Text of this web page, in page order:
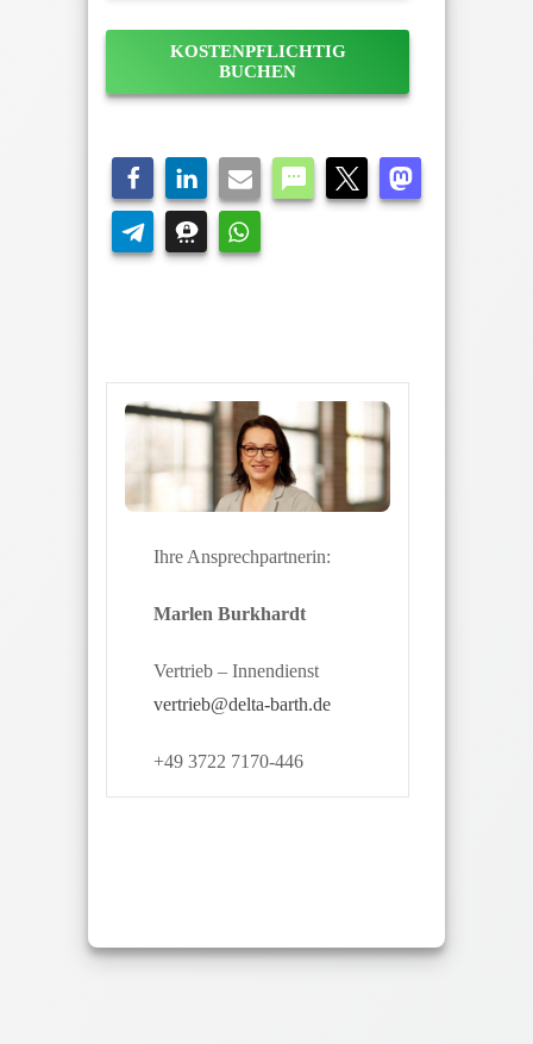
KOSTENPFLICHTIG
BUCHEN
Ihre Ansprechpartnerin:
Marlen Burkhardt
Vertrieb – Innendienst
vertrieb@delta-barth.de
+49 3722 7170-446